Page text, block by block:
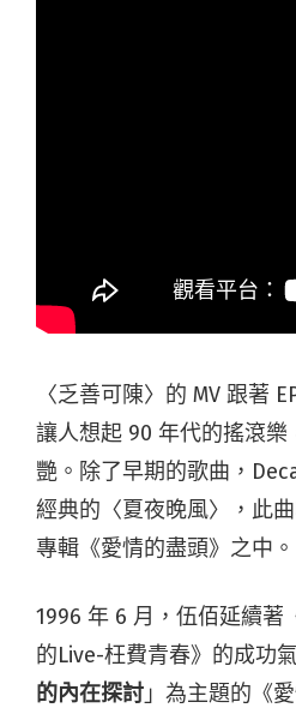
〈乏善可陳〉的 MV 跟著
讓人想起 90 年代的搖滾樂
艷。除了早期的歌曲，
經典的〈夏夜晚風〉，此
專輯《愛情的盡頭》之中。
1996 年 6 月，伍佰延續著
的Live-枉費青春》的成功
的內在探討 」為主題的《